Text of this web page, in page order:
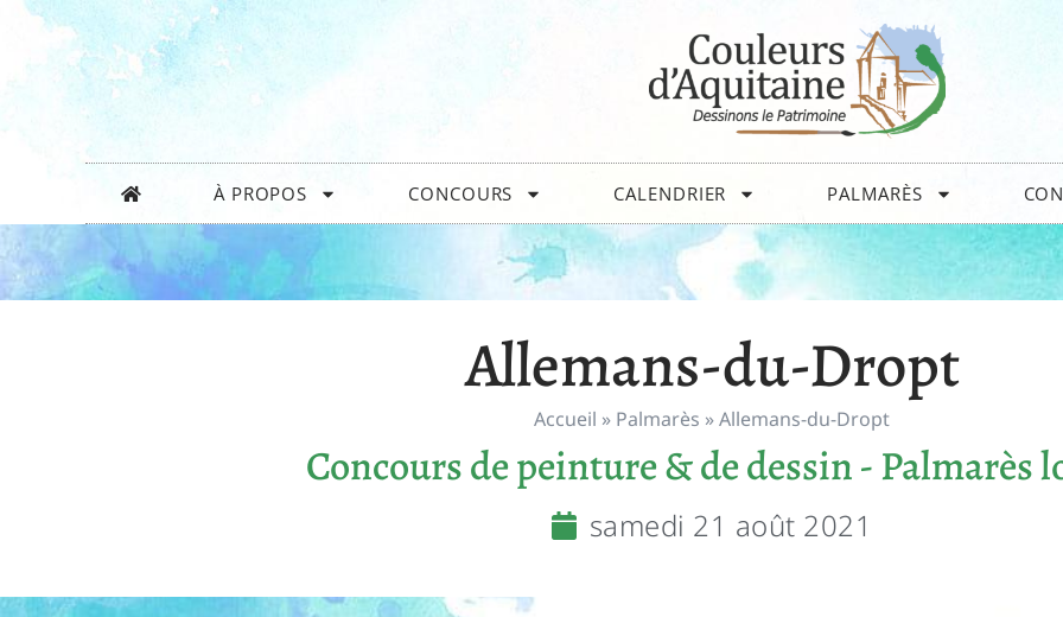
À PROPOS CONCOURS CALENDRIER PALMARÈS
Allemans-du-Dropt
Accueil » Palmarès »Allemans-du-Dropt
Concours de peinture & de dessin - Palmarès
samedi 21 août 2021